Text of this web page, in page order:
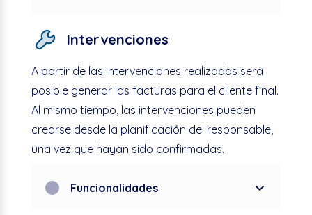
Intervenciones
A partir de las intervenciones realizadas será
posible generar las facturas para el cliente final.
Al mismo tiempo, las intervenciones pueden
crearse desde la planificación del responsable,
una vez que hayan sido confirmadas.
Funcionalidades